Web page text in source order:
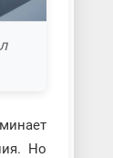
Но